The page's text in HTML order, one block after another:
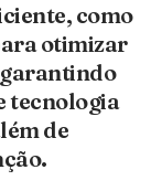
como
otimizar
garantindo
tecnologia
de